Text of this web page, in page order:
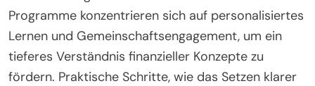
Programme konzentrieren sich auf personalisiertes
Lernen und Gemeinschaftsengagement, um ein
tieferes Verständnis finanzieller Konzepte zu
fördern. Praktische Schritte, wie das Setzen klarer